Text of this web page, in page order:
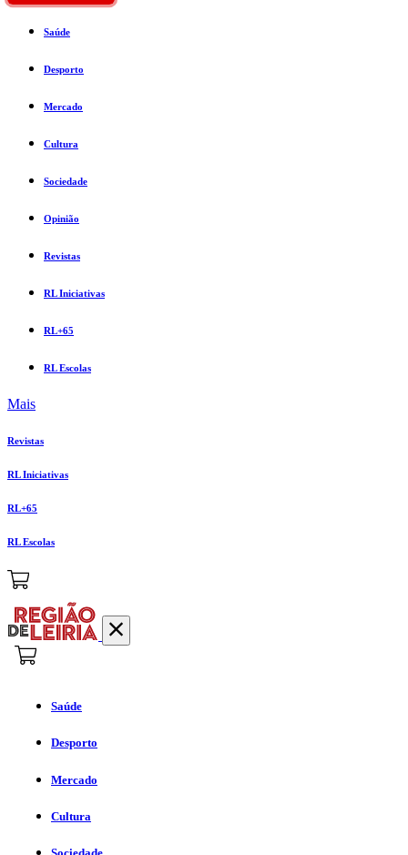
Saúde
Desporto
Mercado
Cultura
Sociedade
Opinião
Revistas
RL Iniciativas
RL+65
RL Escolas
Mais
Revistas
RL Iniciativas
RL+65
RL Escolas
Saúde
Desporto
Mercado
Cultura